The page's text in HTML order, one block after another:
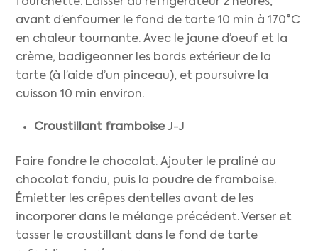
avant d’enfourner le fond de tarte 10 min à 170°C
en chaleur tournante. Avec le jaune d’oeuf et la
crème, badigeonner les bords extérieur de la
tarte (à l’aide d’un pinceau), et poursuivre la
cuisson 10 min environ.
Croustillant framboiseJ-J
Faire fondre le chocolat. Ajouter le praliné au
chocolat fondu, puis la poudre de framboise.
Émietter les crêpes dentelles avant de les
incorporer dans le mélange précédent. Verser et
tasser le croustillant dans le fond de tarte